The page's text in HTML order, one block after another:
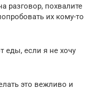
разговор, похвалите
их кому-то
еды, если я не хочу
это вежливо и